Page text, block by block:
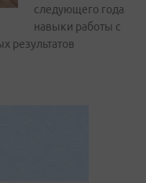
следующего года
навыки работы с
результатов